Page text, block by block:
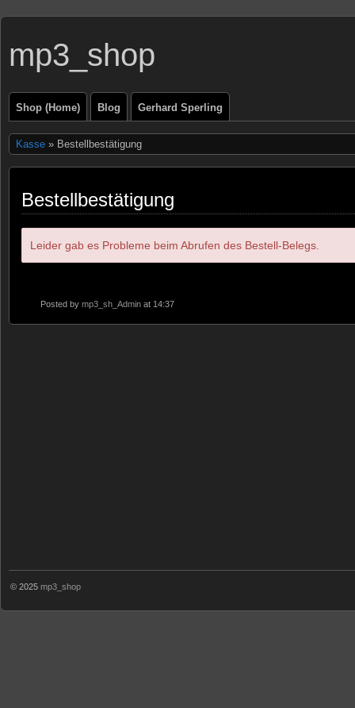
mp3_shop
Shop (Home) Blog Gerhard Sperling
Kasse » Bestellbestätigung
Bestellbestätigung
Leider gab es Probleme beim Abrufen des Bestell-Belegs.
Posted by mp3_sh_Admin at 14:37
© 2025 mp3_shop